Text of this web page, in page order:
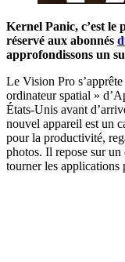
Kernel Panic, c’est le
réservé aux abonnés
approfondissons un
Le Vision Pro
ordinateur spatial »
États-Unis avant
nouvel appareil est un
pour la productivité,
photos. Il repose sur un
tourner les applications